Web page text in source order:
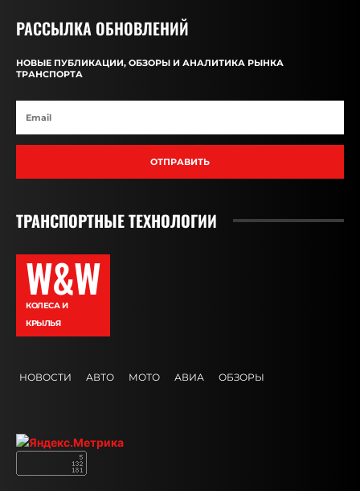
РАССЫЛКА ОБНОВЛЕНИЙ
НОВЫЕ ПУБЛИКАЦИИ, ОБЗОРЫ И АНАЛИТИКА РЫНКА
ТРАНСПОРТА
ОТПРАВИТЬ
ТРАНСПОРТНЫЕ ТЕХНОЛОГИИ
W&W
КОЛЕСА И
КРЫЛЬЯ
НОВОСТИ АВТО МОТО АВИА ОБЗОРЫ